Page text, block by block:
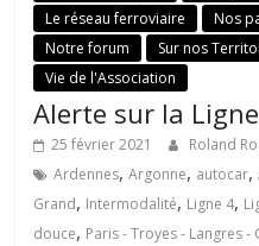
Le réseau ferroviaire
Nos
Notre forum
Sur nos
Vie de l'Association
Alerte sur la
25 février 2021 Roland
Ardennes,Argonne, autocar,
Grand, Intermodalité, Ligne 4,
douce, Paris - Troyes - Langres